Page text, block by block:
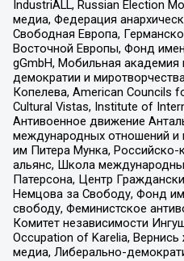
IndustriALL, Russian Election
медиа, Федерация
Свободная Европа,
Восточной Европы, Фонд
gGmbH, Мобильная
демократии и
Копелева, American Councils
Cultural Vistas, Institute of
Антивоенное движение
международных отношений и
им Питера Мунка, Российско-
альянс, Школа
Патерсона, Центр
Немцова за Свободу, Фонд
свободу, Феминистское
Комитет независимости
Occupation of Karelia,
медиа, Либерально-